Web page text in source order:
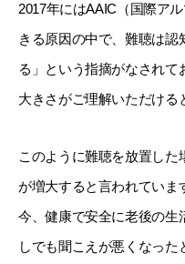
2017年にはAAIC（国際ア
きる原因の中で、難聴は
る」という指摘がなされ
大きさがご理解いただける
このように難聴を放置した
が増大すると言われていま
今、健康で安全に老後の生
しでも聞こえが悪くなっ